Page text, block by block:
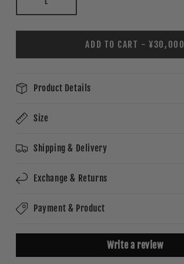
ADD TO CART - ¥30,000
Product Details
Size
Shipping & Delivery
Exchange & Returns
Payment & Product
Write a review